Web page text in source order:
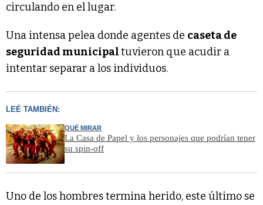
circulando en el lugar.
Una intensa pelea donde agentes de caseta de
seguridad municipaltuvieron que acudir a
intentar separar a los individuos.
LEÉ TAMBIÉN:
QUÉ MIRAR
La Casa de Papel y los personajes que podrían tener
su spin-off
Uno de los hombres termina herido, este último se